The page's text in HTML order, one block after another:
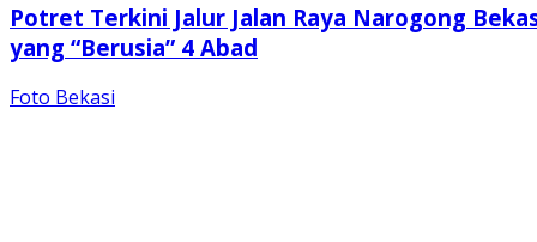
Potret Terkini Jalur Jalan Raya Narogong
yang “Berusia” 4 Abad
Foto Bekasi